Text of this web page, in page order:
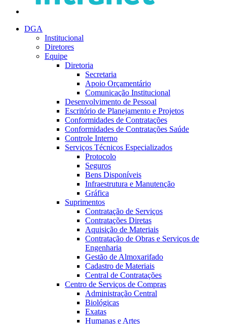
DGA
Institucional
Diretores
Equipe
Diretoria
Secretaria
Apoio Orçamentário
Comunicação Institucional
Desenvolvimento de Pessoal
Escritório de Planejamento e Projetos
Conformidades de Contratações
Conformidades de Contratações Saúde
Controle Interno
Serviços Técnicos Especializados
Protocolo
Seguros
Bens Disponíveis
Infraestrutura e Manutenção
Gráfica
Suprimentos
Contratação de Serviços
Contratações Diretas
Aquisição de Materiais
Contratação de Obras e Serviços de
Engenharia
Gestão de Almoxarifado
Cadastro de Materiais
Central de Contratações
Centro de Serviços de Compras
Administração Central
Biológicas
Exatas
Humanas e Artes